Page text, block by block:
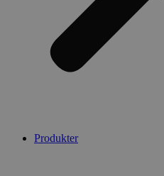
Produkter